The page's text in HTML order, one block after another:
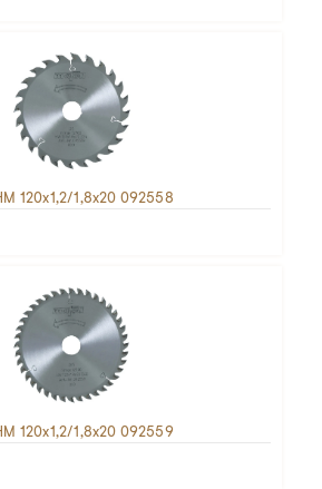
120x1,2/1,8x20 092558
120x1,2/1,8x20 092559